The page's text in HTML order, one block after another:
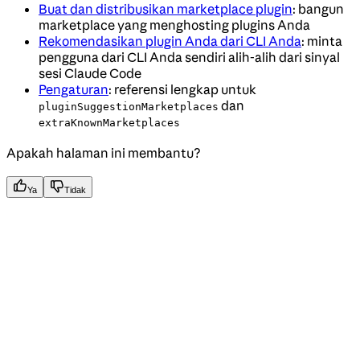
Buat dan distribusikan marketplace plugin: bangun
marketplace yang menghosting plugins Anda
Rekomendasikan plugin Anda dari CLI Anda: minta
pengguna dari CLI Anda sendiri alih-alih dari sinyal
sesi Claude Code
Pengaturan: referensi lengkap untuk
pluginSuggestionMarketplaces dan
extraKnownMarketplaces
Apakah halaman ini membantu?
Ya Tidak